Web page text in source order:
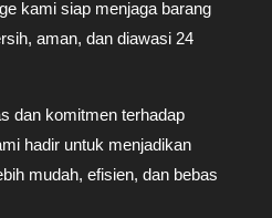
kami siap menjaga barang
aman, dan diawasi 24
dan komitmen terhadap
hadir untuk menjadikan
mudah, efisien, dan bebas